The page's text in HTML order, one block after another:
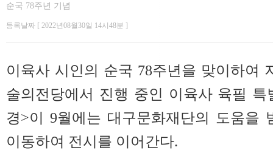
순국 78주년 기념
등록날짜 [ 2022년08월30일 14시48분 ]
이육사 시인의 순국 78주년을 맞이하여
술의전당에서 진행 중인 이육사 육필
경>이 9월에는 대구문화재단의 도움을
이동하여 전시를 이어간다.